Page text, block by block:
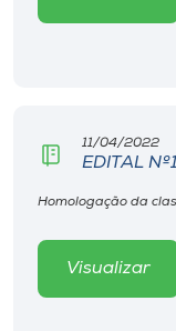
11/04/2022
EDITAL
Homologação da
Visualizar